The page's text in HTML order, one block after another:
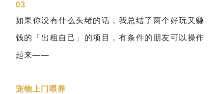
03
如果你没有什么头绪的话，我总结了两个好玩又赚
钱的「出租自己」的项目，有条件的朋友可以操作
起来——
宠物上门喂养